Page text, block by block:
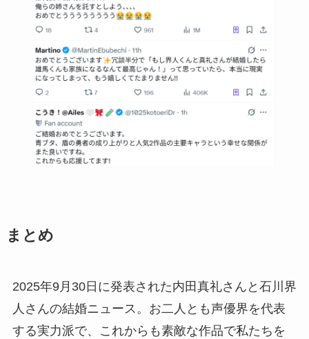
まとめ
2025年9月30日に発表された内田真礼さんと石川界
人さんの結婚ニュース。お二人とも声優界を代表
する実力派で、これからも素敵な作品で私たちを